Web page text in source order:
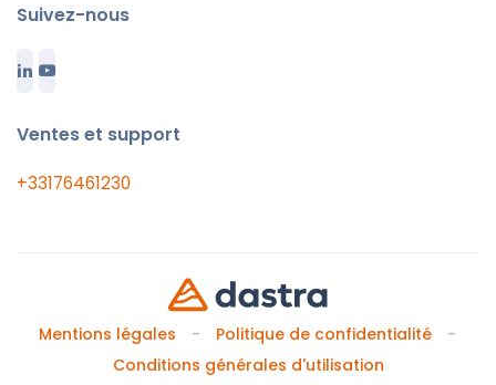
Suivez-nous
Ventes et support
+33176461230
Mentions légales
Politique de confidentialité
Conditions générales d'utilisation